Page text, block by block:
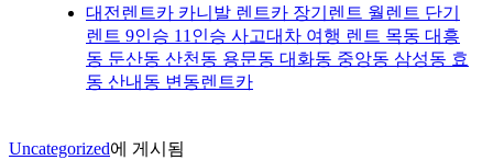
대전렌트카 카니발 렌트카 장기렌트 월렌트 단기
렌트 9인승 11인승 사고대차 여행 렌트 목동 대흥
동 둔산동 산천동 용문동 대화동 중앙동 삼성동 효
동 산내동 변동렌트카
Uncategorized에 게시됨